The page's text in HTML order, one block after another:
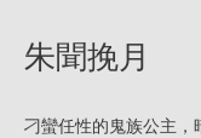
朱聞挽月
刁蠻任性的鬼族公主，